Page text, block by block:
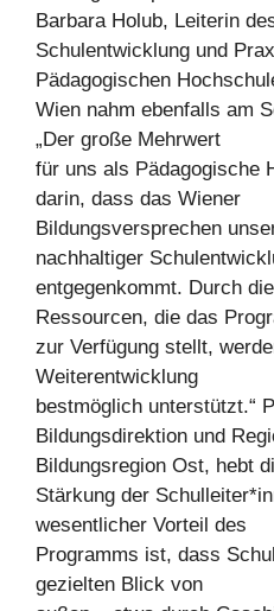
Barbara Holub, Leiterin
Schulentwicklung und
Pädagogischen
Wien nahm ebenfalls am
„Der große Mehrwert
für uns als Pädagogische
darin, dass das Wiener
Bildungsversprechen
nachhaltiger
entgegenkommt. Durch
Ressourcen, die das
zur Verfügung stellt,
Weiterentwicklung
bestmöglich unterstützt.“
Bildungsdirektion und
Bildungsregion Ost, hebt
Stärkung der
wesentlicher Vorteil des
Programms ist, dass
gezielten Blick von